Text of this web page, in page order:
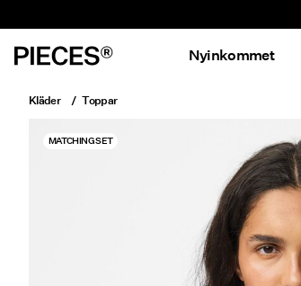
Nyinkommet
Kläder Toppar
MATCHING SET